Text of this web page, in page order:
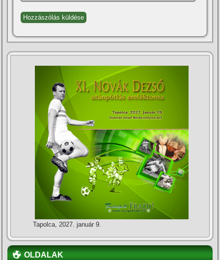
Tapolca, 2027. január 9.
OLDALAK